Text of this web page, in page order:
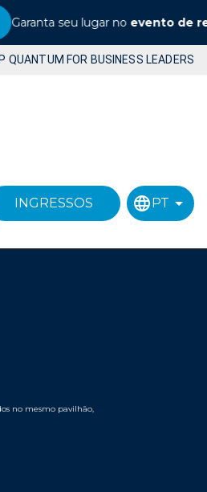
seu lugar noevento de
QUANTUM FOR BUSINESS LEADERS
INGRESSOS PT
no mesmo pavilhão,